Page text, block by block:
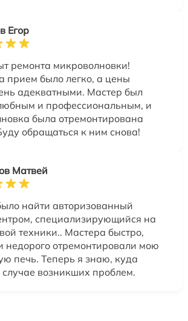
Егор
ремонта микроволновки!
прием было легко, а цены
адекватными. Мастер был
и профессиональным, и
была отремонтирована
обращаться к ним снова!
Матвей
найти авторизованный
специализирующийся на
техники.. Мастера быстро,
недорого отремонтировали мою
печь. Теперь я знаю, куда
возникших проблем.